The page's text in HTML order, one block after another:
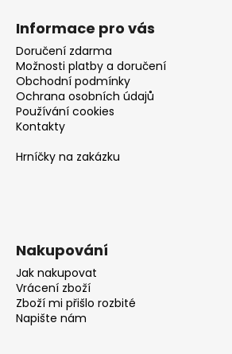
Informace pro vás
Doručení zdarma
Možnosti platby a doručení
Obchodní podmínky
Ochrana osobních údajů
Používání cookies
Kontakty
Hrníčky na zakázku
Nakupování
Jak nakupovat
Vrácení zboží
Zboží mi přišlo rozbité
Napište nám